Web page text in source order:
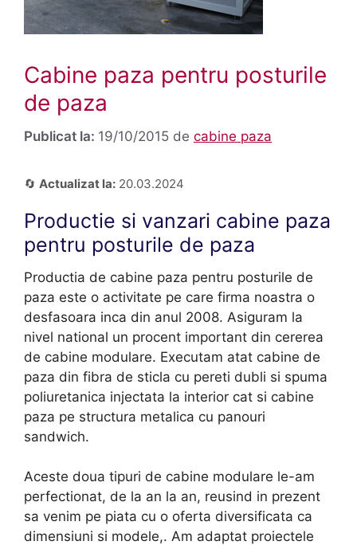
Cabine paza pentru posturile
de paza
19/10/2015 de cabine paza
🔄 Actualizat la: 20.03.2024
Productie si vanzari cabine paza
pentru posturile de paza
Productia de cabine paza pentru posturile de
paza este o activitate pe care firma noastra o
desfasoara inca din anul 2008. Asiguram la
nivel national un procent important din cererea
de cabine modulare. Executam atat cabine de
paza din fibra de sticla cu pereti dubli si spuma
poliuretanica injectata la interior cat si cabine
paza pe structura metalica cu panouri
sandwich.
Aceste doua tipuri de cabine modulare le-am
perfectionat, de la an la an, reusind in prezent
sa venim pe piata cu o oferta diversificata ca
dimensiuni si modele,. Am adaptat proiectele